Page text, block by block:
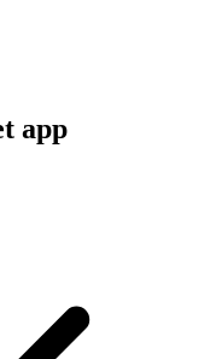
app